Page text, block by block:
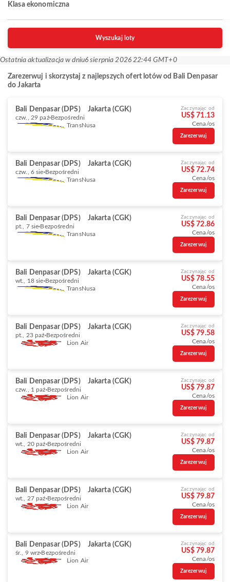
Klasa ekonomiczna
Wyszukaj loty
Ostatnia aktualizacja w dniu6 sierpnia 2026 22:44 GMT+0
Zarezerwuj i skorzystaj z najlepszych ofert lotów od Bali Denpasar
do Jakarta
Bali Denpasar (DPS) Jakarta (CGK)
czw., 29 paź Bezpośredni
TransNusa
Zaczynając od
US$ 71.13
Cena/os
Zarezerwuj
Bali Denpasar (DPS) Jakarta (CGK)
czw., 6 sie Bezpośredni
TransNusa
Zaczynając od
US$ 72.74
Cena/os
Zarezerwuj
Bali Denpasar (DPS) Jakarta (CGK)
pt., 7 sie Bezpośredni
TransNusa
Zaczynając od
US$ 72.86
Cena/os
Zarezerwuj
Bali Denpasar (DPS) Jakarta (CGK)
wt., 18 sie Bezpośredni
TransNusa
Zaczynając od
US$ 78.55
Cena/os
Zarezerwuj
Bali Denpasar (DPS) Jakarta (CGK)
pt., 23 paź Bezpośredni
Lion Air
Zaczynając od
US$ 79.58
Cena/os
Zarezerwuj
Bali Denpasar (DPS) Jakarta (CGK)
czw., 1 paź Bezpośredni
Lion Air
Zaczynając od
US$ 79.87
Cena/os
Zarezerwuj
Bali Denpasar (DPS) Jakarta (CGK)
wt., 20 paź Bezpośredni
Lion Air
Zaczynając od
US$ 79.87
Cena/os
Zarezerwuj
Bali Denpasar (DPS) Jakarta (CGK)
wt., 27 paź Bezpośredni
Lion Air
Zaczynając od
US$ 79.87
Cena/os
Zarezerwuj
Bali Denpasar (DPS) Jakarta (CGK)
śr., 9 wrz Bezpośredni
Lion Air
Zaczynając od
US$ 79.87
Cena/os
Zarezerwuj